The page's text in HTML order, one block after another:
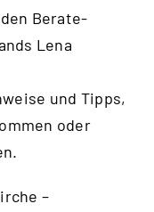
Berate-
Lena
und Tipps,
oder
–